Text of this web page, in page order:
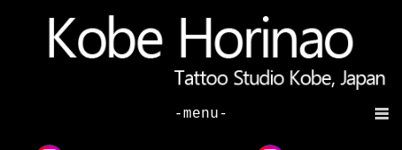
-menu-